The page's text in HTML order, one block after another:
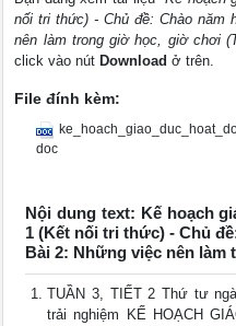
nối tri thức) - Chủ đề: Chào năm
nên làm trong giờ học, giờ chơi
click vào nút Download ở trên.
File đính kèm:
doc
Nội dung text: Kế hoạch
1 (Kết nối tri thức) - Chủ
Bài 2: Những việc nên
TUẦN 3, TIẾT 2 Thứ tư
trải nghiệm KẾ HOẠCH